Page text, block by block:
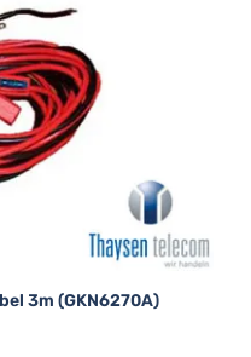
3m (GKN6270A)